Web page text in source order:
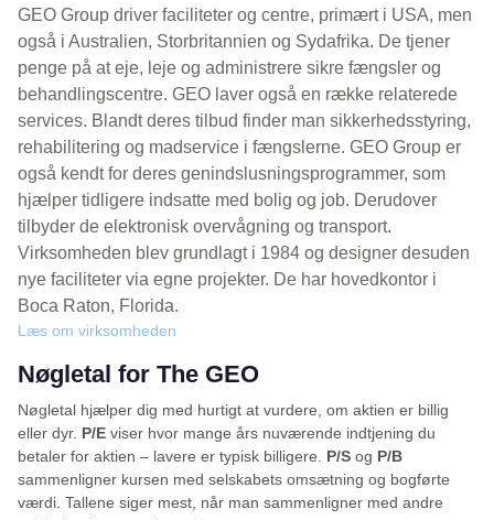
GEO Group driver faciliteter og centre, primært i USA, men
også i Australien, Storbritannien og Sydafrika. De tjener
penge på at eje, leje og administrere sikre fængsler og
behandlingscentre. GEO laver også en række relaterede
services. Blandt deres tilbud finder man sikkerhedsstyring,
rehabilitering og madservice i fængslerne. GEO Group er
også kendt for deres genindslusningsprogrammer, som
hjælper tidligere indsatte med bolig og job. Derudover
tilbyder de elektronisk overvågning og transport.
Virksomheden blev grundlagt i 1984 og designer desuden
nye faciliteter via egne projekter. De har hovedkontor i
Boca Raton, Florida.
Læs om virksomheden
Nøgletal for The GEO
Nøgletal hjælper dig med hurtigt at vurdere, om aktien er billig
eller dyr. P/E viser hvor mange års nuværende indtjening du
betaler for aktien – lavere er typisk billigere. P/S og P/B
sammenligner kursen med selskabets omsætning og bogførte
værdi. Tallene siger mest, når man sammenligner med andre